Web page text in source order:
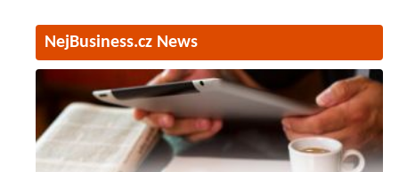
NejBusiness.cz News